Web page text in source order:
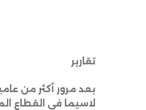
تقارير
بعد مرور أكثر من
لاسيما في القطاع